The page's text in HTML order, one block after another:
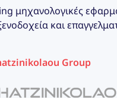
μηχανολογικές
και
Group